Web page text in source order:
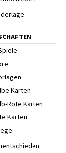
Karten
Rote Karten
Karten